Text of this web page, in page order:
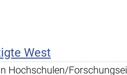
West
Hochschulen/